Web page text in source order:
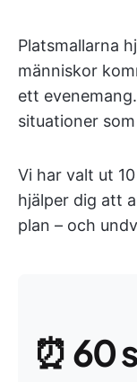
Platsmallarna
människor
ett
situationer
Vi har valt ut
hjälper dig att
plan – och
⏰60